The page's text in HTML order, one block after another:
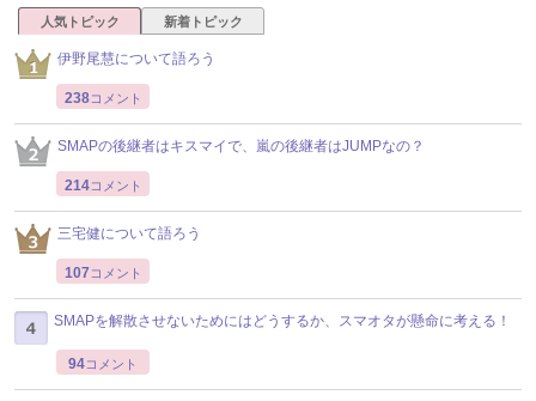
人気トピック 新着トピック
伊野尾慧について語ろう
238コメント
SMAPの後継者はキスマイで、嵐の後継者はJUMPなの？
214コメント
三宅健について語ろう
107 コメント
SMAPを解散させないためにはどうするか、スマオタが懸命に考える！
94コメント